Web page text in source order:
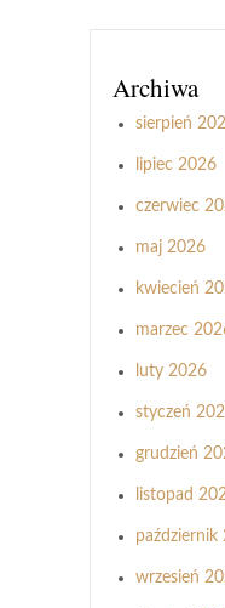
Archiwa
sierpień
lipiec 2026
czerwiec
maj 2026
kwiecień
marzec
luty 2026
styczeń
grudzień
listopad
październik
wrzesień